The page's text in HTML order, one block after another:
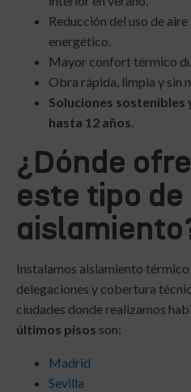
Reducción del uso de
energético.
Mayor confort térmico
Obra rápida, limpia y sin
Soluciones sostenibles
hasta 12 años.
¿Dónde
este tipo de
Instalamos aislamiento térmico
delegaciones y cobertura
ciudades donde realizamos
últimos pisos son:
Madrid
Sevilla